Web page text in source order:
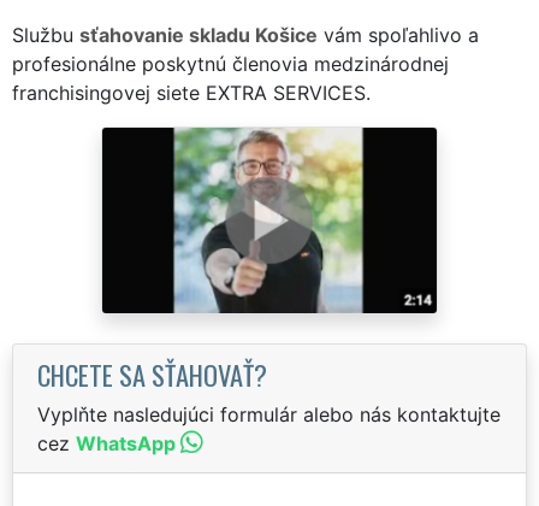
Službu sťahovanie skladu Košice vám spoľahlivo a
profesionálne poskytnú členovia medzinárodnej
franchisingovej siete EXTRA SERVICES.
CHCETE SA SŤAHOVAŤ?
Vyplňte nasledujúci formulár alebo nás kontaktujte
cez WhatsApp